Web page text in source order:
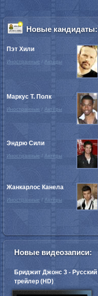
Новые кандидаты:
Пэт Хили
Иностранные / Актёры
Маркус Т. Полк
Иностранные / Актёры
Эндрю Сили
Иностранные / Актёры
Жанкарлос Канела
Иностранные / Актёры
Новые видеозаписи:
Бриджит Джонс 3 - Русский
трейлер (HD)